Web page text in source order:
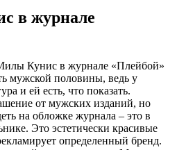
в журнале
Кунис в журнале «Плейбой»
мужской половины, ведь у
и ей есть, что показать.
от мужских изданий, но
на обложке журнала – это в
Это эстетически красивые
определенный бренд.